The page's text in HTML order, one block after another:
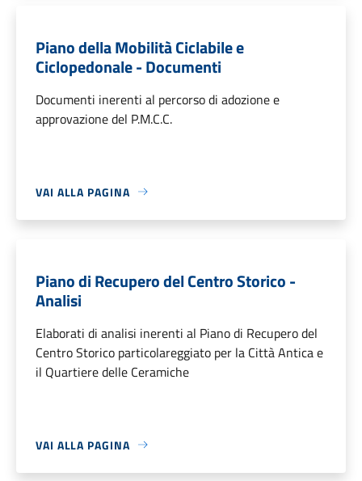
Piano della Mobilità Ciclabile e
Ciclopedonale - Documenti
Documenti inerenti al percorso di adozione e
approvazione del P.M.C.C.
VAI ALLA PAGINA
Piano di Recupero del Centro Storico -
Analisi
Elaborati di analisi inerenti al Piano di Recupero del
Centro Storico particolareggiato per la Città Antica e
il Quartiere delle Ceramiche
VAI ALLA PAGINA